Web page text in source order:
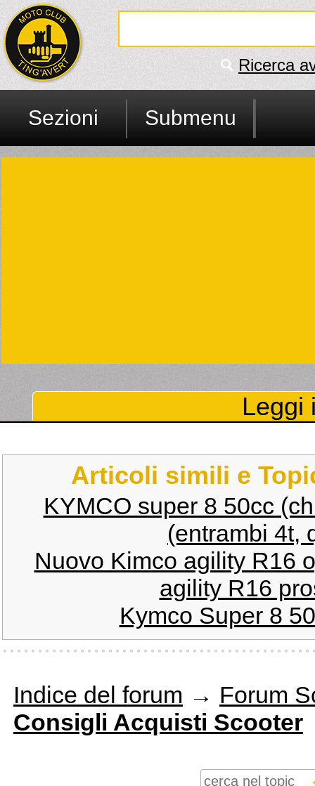
Ricerca
Sezioni Submenu
Leggi
Articoli simili e
KYMCO super 8 50cc
(entrambi 4t,
Nuovo Kimco agility R16
agility R16
Kymco Super 8
Indice del forum → Forum
Consigli Acquisti Scooter